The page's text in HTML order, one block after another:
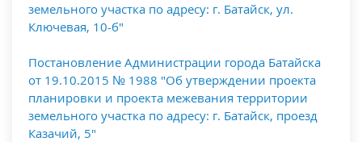
земельного участка по адресу: г. Батайск, ул.
Ключевая, 10-б"
Постановление Администрации города Батайска
от 19.10.2015 № 1988 "Об утверждении проекта
планировки и проекта межевания территории
земельного участка по адресу: г. Батайск, проезд
Казачий, 5"